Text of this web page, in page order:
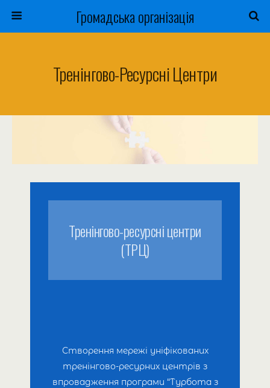
Громадська організація
Тренінгово-Ресурсні Центри
Тренінгово-ресурсні центри
(ТРЦ)
Створення мережі уніфікованих
тренінгово-ресурних центрів з
впровадження програми “Турбота з